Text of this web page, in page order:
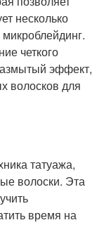
несколько
четкого
эффект,
волосков для
татуажа,
волоски. Эта
время на